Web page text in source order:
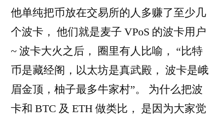
他单纯把币放在交易所的人多赚了至少几
个波卡， 他们就是麦子 VPoS 的波卡用户
~ 波卡大火之后， 圈里有人比喻， “比特
币是藏经阁，以太坊是真武殿， 波卡是峨
眉金顶，柚子最多牛家村”。 为什么把波
卡和 BTC 及 ETH 做类比， 是因为大家觉